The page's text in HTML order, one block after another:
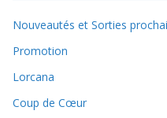
Nouveautés et Sorties
Promotion
Lorcana
Coup de Cœur